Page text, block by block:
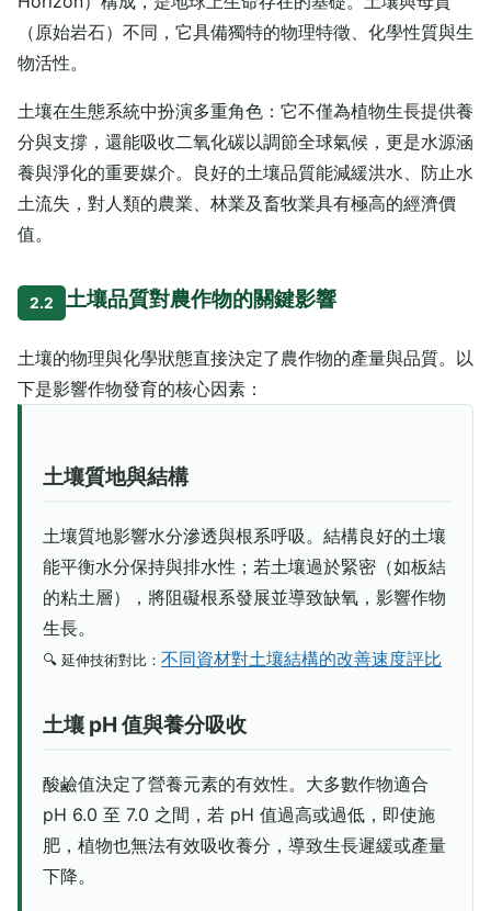
（原始岩石）不同，它具備獨特的物理特徵、化學性質與生
物活性。
土壤在生態系統中扮演多重角色：它不僅為植物生長提供養
分與支撐，還能吸收二氧化碳以調節全球氣候，更是水源涵
養與淨化的重要媒介。良好的土壤品質能減緩洪水、防止水
土流失，對人類的農業、林業及畜牧業具有極高的經濟價
值。
2.2 土壤品質對農作物的關鍵影響
土壤的物理與化學狀態直接決定了農作物的產量與品質。以
下是影響作物發育的核心因素：
土壤質地與結構
土壤質地影響水分滲透與根系呼吸。結構良好的土壤
能平衡水分保持與排水性；若土壤過於緊密（如板結
的粘土層），將阻礙根系發展並導致缺氧，影響作物
生長。
🔍 延伸技術對比：不同資材對土壤結構的改善速度評比
土壤 pH 值與養分吸收
酸鹼值決定了營養元素的有效性。大多數作物適合
pH 6.0 至 7.0 之間，若 pH 值過高或過低，即使施
肥，植物也無法有效吸收養分，導致生長遲緩或產量
下降。